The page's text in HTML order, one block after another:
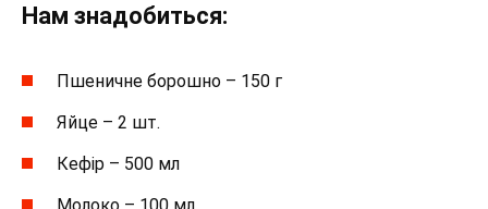
Нам знадобиться:
Пшеничне борошно – 150 г
Яйце – 2 шт.
Кефір – 500 мл